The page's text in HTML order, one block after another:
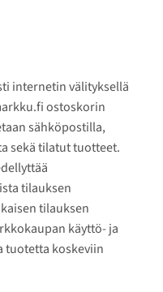
internetin välityksellä
ostoskorin
sähköpostilla,
sekä tilatut tuotteet.
tilauksen
tilauksen
käyttö- ja
tuotetta koskeviin